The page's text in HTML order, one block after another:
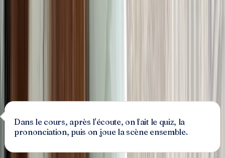
Dans le cours, après l'écoute, on fait le quiz, la
prononciation, puis on joue la scène ensemble.